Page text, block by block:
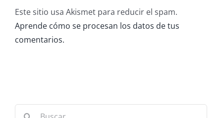
Este sitio usa Akismet para reducir el spam.
Aprende cómo se procesan los datos de tus
comentarios.
Buscar: